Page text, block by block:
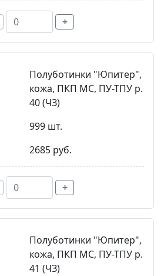
+
Полуботинки "Юпитер",
кожа, ПКП МС, ПУ-ТПУ р.
40 (ЧЗ)
999 шт.
2685 руб.
+
Полуботинки "Юпитер",
кожа, ПКП МС, ПУ-ТПУ р.
41 (ЧЗ)